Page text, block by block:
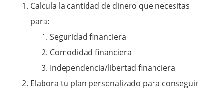
Calcula la cantidad de dinero que necesitas
para:
Seguridad financiera
Comodidad financiera
Independencia/libertad financiera
Elabora tu plan personalizado para conseguir